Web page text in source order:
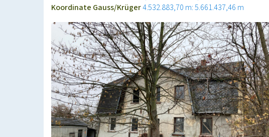
Koordinate Gauss/Krüger4.532.883,70 m: 5.661.437,46 m